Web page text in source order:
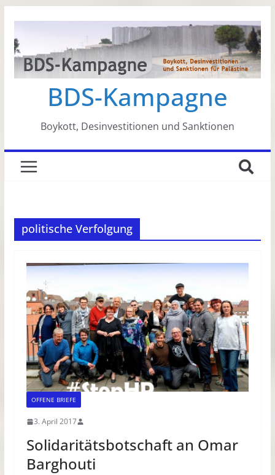
springen
BDS-Kampagne
Boykott, Desinvestitionen und Sanktionen
politische Verfolgung
OFFENE BRIEFE
3. April 2017
Solidaritätsbotschaft an Omar
Barghouti